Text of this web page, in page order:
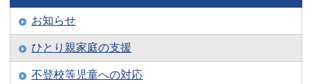
お知らせ
ひとり親家庭の支援
不登校等児童への対応